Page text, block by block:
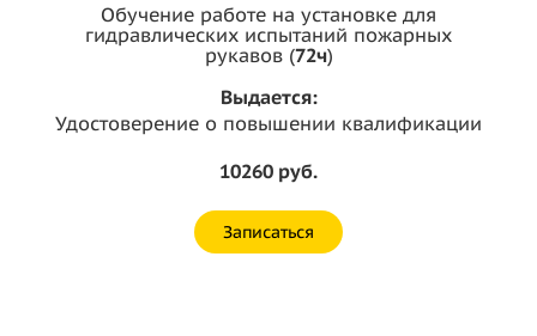
Обучение работе на установке для
гидравлических испытаний пожарных
рукавов (72ч)
Выдается:
Удостоверение о повышении квалификации
10260 руб.
Записаться